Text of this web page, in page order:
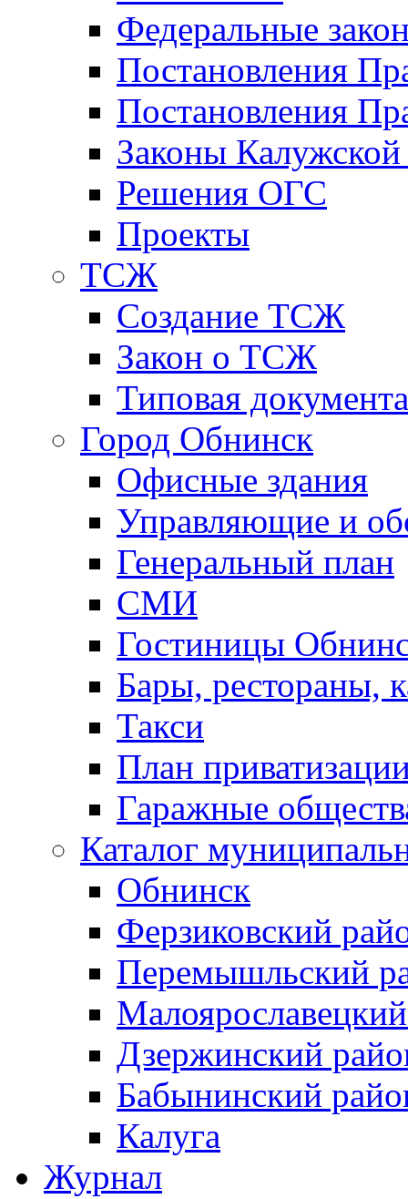
Федеральные
Постановления
Постановления
Законы Калужской
Решения ОГС
Проекты
ТСЖ
Создание ТСЖ
Закон о ТСЖ
Типовая
Город Обнинск
Офисные здания
Управляющие и
Генеральный план
СМИ
Гостиницы
Бары, рестораны,
Такси
План
Гаражные
Каталог
Обнинск
Ферзиковский
Перемышльский
Дзержинский
Бабынинский
Калуга
Журнал